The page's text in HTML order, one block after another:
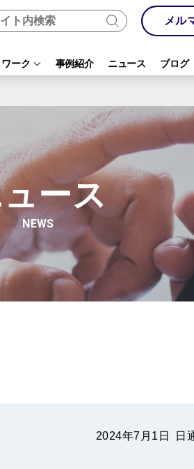
メル
ーク 事例紹介 ニュース ブログ
ース
NEWS
2024年7月1日 日